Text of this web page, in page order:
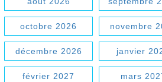
octobre 2026 novembre
décembre 2026 janvier
février 2027 mars